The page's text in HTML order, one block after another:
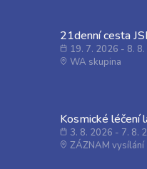
21denní cesta
19. 7. 2026 - 8.
WA skupina
Kosmické léčení
3. 8. 2026 - 7. 8.
ZÁZNAM vysílání